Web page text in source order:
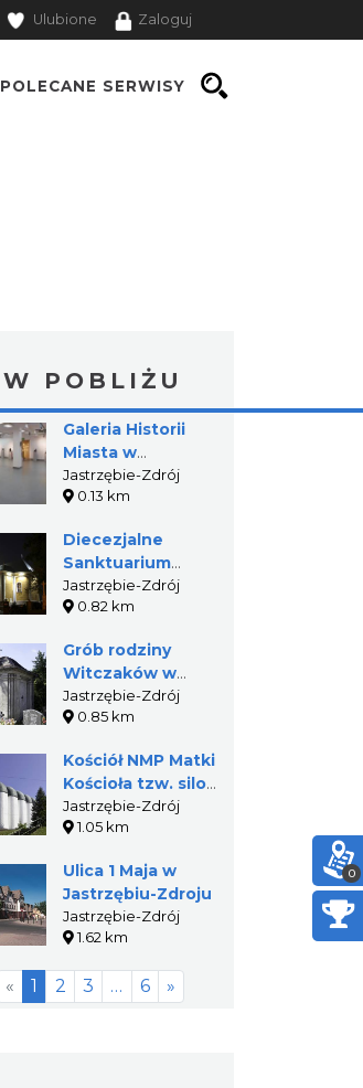
Ulubione Zaloguj
POLECANE SERWISY
W POBLIŻU
Galeria Historii
Miasta w
Jastrzębiu-Zdroju
(Łazienki II)
Jastrzębie-Zdrój
0.13 km
Diecezjalne
Sanktuarium
Opatrzności
Bożej w
Jastrzębie-Zdrój
0.82 km
Grób rodziny
Witczaków w
Jastrzębiu-Zdroju
Jastrzębie-Zdrój
0.85 km
Kościół NMP Matki
Kościoła tzw. silos
w Jastrzębiu-
Zdroju
Jastrzębie-Zdrój
1.05 km
Ulica 1 Maja w
Jastrzębiu-Zdroju
Jastrzębie-Zdrój
1.62 km
« 1 2 3 … 6 »
0